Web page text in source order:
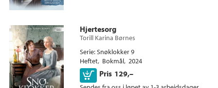
Hjertesorg
Torill Karina Børnes
Serie Snøklokker 9
Heftet Bokmål 2024
Pris 129,–
Kjøp